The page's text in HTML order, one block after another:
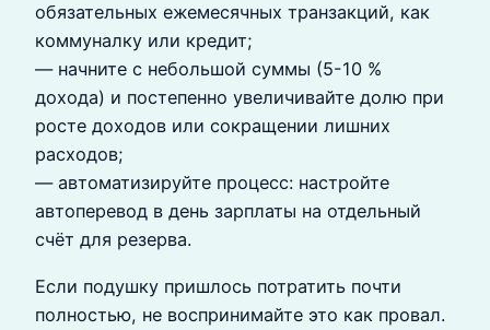
обязательных ежемесячных транзакций, как
коммуналку или кредит;
— начните с небольшой суммы (5-10 %
дохода) и постепенно увеличивайте долю при
росте доходов или сокращении лишних
расходов;
— автоматизируйте процесс: настройте
автоперевод в день зарплаты на отдельный
счёт для резерва.
Если подушку пришлось потратить почти
полностью, не воспринимайте это как провал.